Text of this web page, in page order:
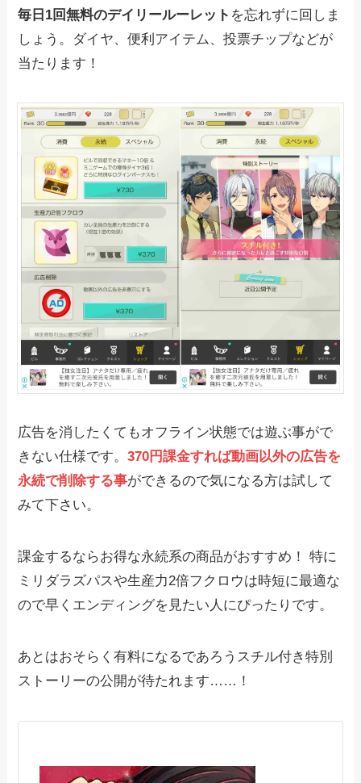
毎日1回無料のデイリールーレット を忘れずに回しま
しょう。ダイヤ、便利アイテム、投票チップなどが
当たります！
広告を消したくてもオフライン状態では遊ぶ事がで
きない仕様です。370円課金すれば動画以外の広告を
永続で削除する事ができるので気になる方は試して
みて下さい。
課金するならお得な永続系の商品がおすすめ！ 特に
ミリダラズパスや生産力2倍フクロウは時短に最適な
ので早くエンディングを見たい人にぴったりです。
あとはおそらく有料になるであろうスチル付き特別
ストーリーの公開が待たれます……！